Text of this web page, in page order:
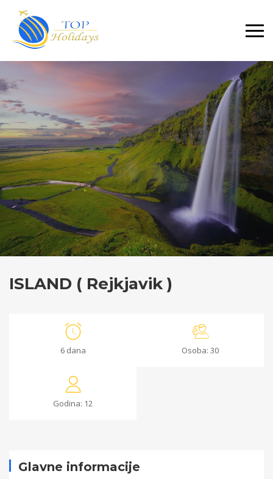
Primary
Menu
ISLAND ( Rejkjavik )
6 dana Osoba: 30
Godina: 12
ISLAND
Rejkjavik
28/03/2024
2024-Glavne informacije